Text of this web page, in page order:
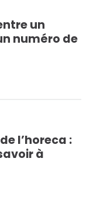
un
numéro de
l’horeca :
à